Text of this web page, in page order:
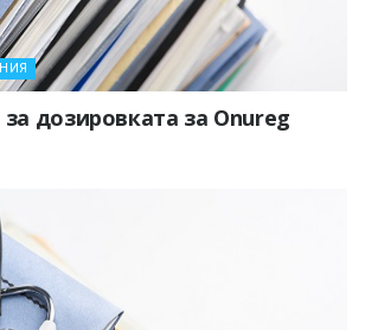
дозировката за Onureg